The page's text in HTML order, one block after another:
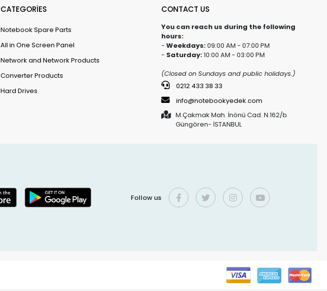
CATEGORİES
Notebook Spare Parts
All in One Screen Panel
Network and Network Products
Converter Products
Hard Drives
CONTACT US
You can reach us during the following
hours:
- Weekdays:09:00 AM - 07:00 PM
- Saturday:10:00 AM - 03:00 PM
(Closed on Sundays and public holidays.)
0212 433 38 33
info@notebookyedek.com
M.Çakmak Mah. İnönü Cad. N.162/b
Güngören- İSTANBUL
Follow us